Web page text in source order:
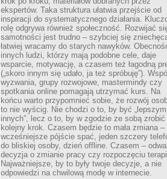
ekspertów. Taka struktura ułatwia przejście od
inspiracji do systematycznego działania.
rolę odgrywa również społeczność. Rozwijać
samotności jest trudno – szybciej się
łatwiej wracamy do starych nawyków.
innych ludzi, którzy mają podobne cele, daje
wsparcie, motywację, a czasem też łagodną
(„skoro innym się udało, ja też spróbuję”).
wyzwania, grupy rozwojowe, mastermindy czy
spotkania online pomagają utrzymać kurs. Na
końcu warto przypomnieć sobie, że rozwój
to nie wyścig. Nie chodzi o to, by być „lepszym
innych”, lecz o to, by w zgodzie ze sobą zrobić
kolejny krok. Czasem będzie to mała zmiana –
wcześniejsze pójście spać, jeden szczery
do bliskiej osoby, dzień offline. Czasem –
decyzja o zmianie pracy czy rozpoczęciu
Najważniejsze, by to były twoje decyzje, a nie
odpowiedzi na chwilową modę w internecie.